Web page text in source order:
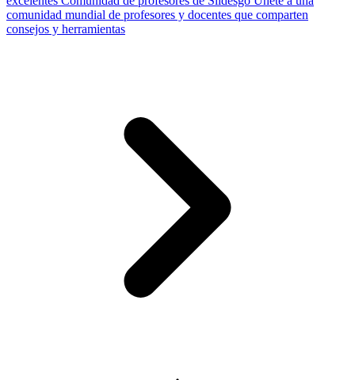
comunidad mundial de profesores y docentes que comparten
consejos y herramientas